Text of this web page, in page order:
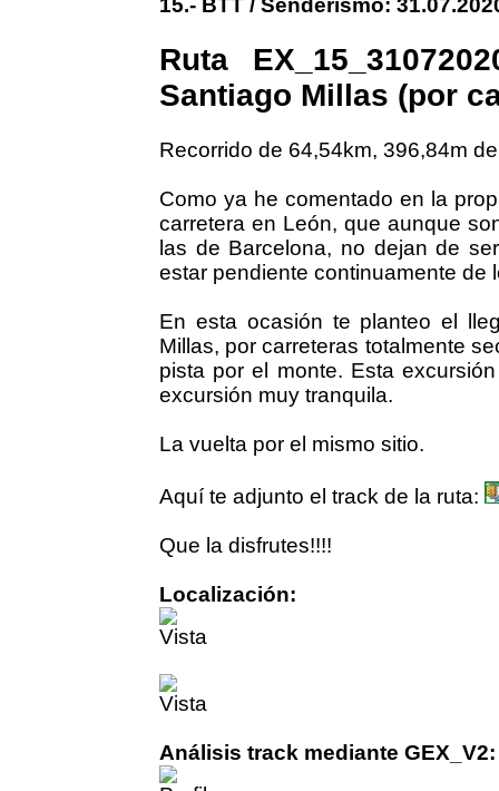
15.- BTT / Senderismo:
Ruta
Santiago Millas (por
Recorrido de 64,54km, 396,84m
Como ya he comentado en la
carretera en León, que aunque
las de Barcelona, no dejan de
estar pendiente continuamente de
En esta ocasión te planteo el
Millas, por carreteras totalmente
pista por el monte. Esta
excursión muy tranquila.
La vuelta por el mismo sitio.
Aquí te adjunto el track de la ruta:
Que la disfrutes!!!!
Localización:
Análisis track mediante GEX_V2: